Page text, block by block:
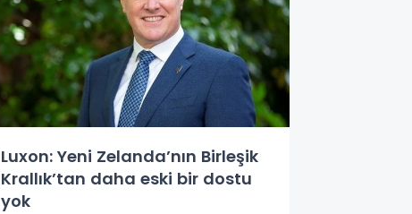
Luxon: Yeni Zelanda’nın Birleşik
Krallık’tan daha eski bir dostu
yok